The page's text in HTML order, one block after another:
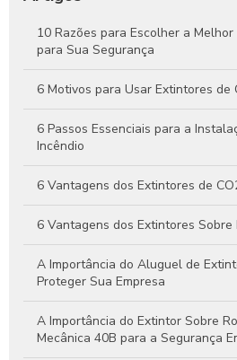
Essenciais na Segurança Contra
Guia Completo Sobre Extintores de
Eficaz Contra Incêndios
10 Razões para Escolher a
para Sua Segurança
6 Motivos para Usar Extintores de
6 Passos Essenciais para a
Incêndio
6 Vantagens dos Extintores de
6 Vantagens dos Extintores Sobre
A Importância do Aluguel de
Proteger Sua Empresa
A Importância do Extintor Sobre
Mecânica 40B para a Segurança